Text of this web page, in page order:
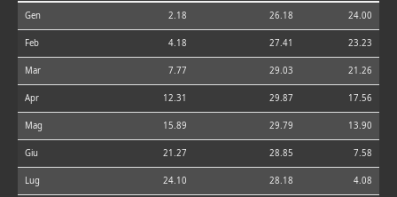
Gen 2.18 26.18 24.00
Feb 4.18 27.41 23.23
Mar 7.77 29.03 21.26
Apr 12.31 29.87 17.56
Mag 15.89 29.79 13.90
Giu 21.27 28.85 7.58
Lug 24.10 28.18 4.08